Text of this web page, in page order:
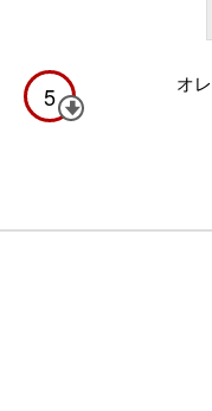
5 オ